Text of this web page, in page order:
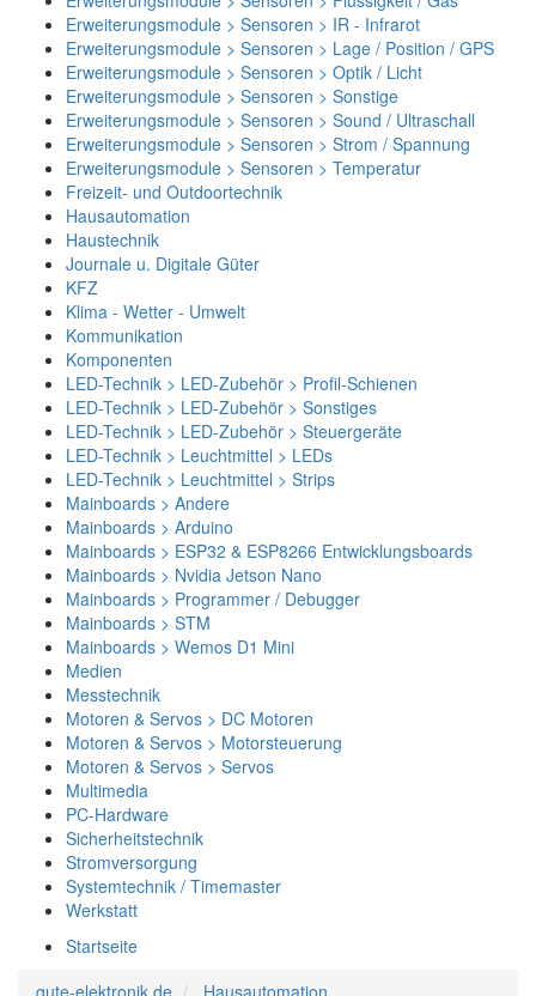
Erweiterungsmodule > Sensoren > IR - Infrarot
Erweiterungsmodule > Sensoren > Lage / Position / GPS
Erweiterungsmodule > Sensoren > Optik / Licht
Erweiterungsmodule > Sensoren > Sonstige
Erweiterungsmodule > Sensoren > Sound / Ultraschall
Erweiterungsmodule > Sensoren > Strom / Spannung
Erweiterungsmodule > Sensoren > Temperatur
Freizeit- und Outdoortechnik
Hausautomation
Haustechnik
Journale u. Digitale Güter
KFZ
Klima - Wetter - Umwelt
Kommunikation
Komponenten
LED-Technik > LED-Zubehör > Profil-Schienen
LED-Technik > LED-Zubehör > Sonstiges
LED-Technik > LED-Zubehör > Steuergeräte
LED-Technik > Leuchtmittel > LEDs
LED-Technik > Leuchtmittel > Strips
Mainboards > Andere
Mainboards > Arduino
Mainboards > ESP32 & ESP8266 Entwicklungsboards
Mainboards > Nvidia Jetson Nano
Mainboards > Programmer / Debugger
Mainboards > STM
Mainboards > Wemos D1 Mini
Medien
Messtechnik
Motoren & Servos > DC Motoren
Motoren & Servos > Motorsteuerung
Motoren & Servos > Servos
Multimedia
PC-Hardware
Sicherheitstechnik
Stromversorgung
Systemtechnik / Timemaster
Werkstatt
Startseite
gute-elektronik.de
Hausautomation